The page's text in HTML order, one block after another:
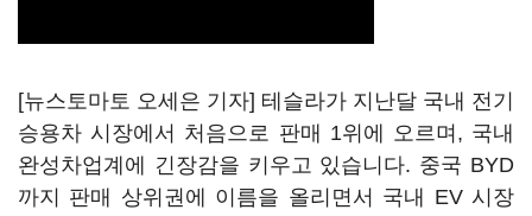
[뉴스토마토 오세은 기자] 테슬라가 지난달 국내 전기
승용차 시장에서 처음으로 판매 1위에 오르며, 국내
완성차업계에 긴장감을 키우고 있습니다. 중국 BYD
까지 판매 상위권에 이름을 올리면서 국내 EV 시장